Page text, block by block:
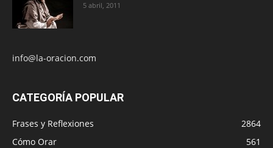
5 abril, 2011
info@la-oracion.com
CATEGORÍA POPULAR
Frases y Reflexiones
2864
Cómo Orar
561